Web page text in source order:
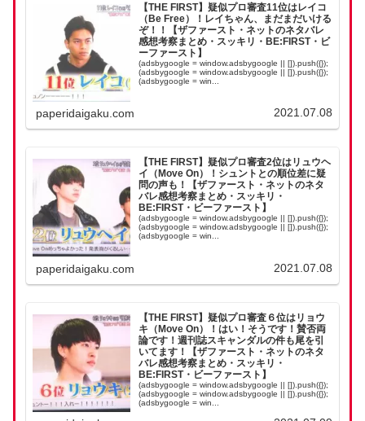
【THE FIRST】疑似プロ審査11位はレイコ
（Be Free）！レイちゃん、まだまだいける
ぞ！！【ザファースト・ネットのネタバレ
感想考察まとめ・スッキリ・BE:FIRST・ビ
ーファースト】
(adsbygoogle = window.adsbygoogle || []).push({});
(adsbygoogle = window.adsbygoogle || []).push({});
(adsbygoogle = win...
paperidaigaku.com 2021.07.08
【THE FIRST】疑似プロ審査2位はリュウヘ
イ（Move On）！シュントとの順位差に疑
問の声も！【ザファースト・ネットのネタ
バレ感想考察まとめ・スッキリ・
BE:FIRST・ビーファースト】
(adsbygoogle = window.adsbygoogle || []).push({});
(adsbygoogle = window.adsbygoogle || []).push({});
(adsbygoogle = win...
paperidaigaku.com 2021.07.08
【THE FIRST】疑似プロ審査６位はリョウ
キ（Move On）！はい！そうです！賛否両
論です！週刊誌スキャンダルの件も尾を引
いてます！【ザファースト・ネットのネタ
バレ感想考察まとめ・スッキリ・
BE:FIRST・ビーファースト】
(adsbygoogle = window.adsbygoogle || []).push({});
(adsbygoogle = window.adsbygoogle || []).push({});
(adsbygoogle = win...